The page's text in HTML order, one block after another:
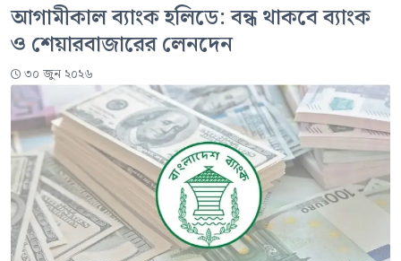
আগামীকাল ব্যাংক হলিডে: বন্ধ থাকবে ব্যাংক
ও শেয়ারবাজারের লেনদেন
৩০ জুন ২০২৬